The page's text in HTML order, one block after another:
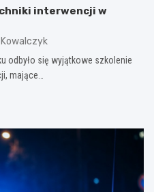
interwencji w
odbyło się wyjątkowe szkolenie
mające…